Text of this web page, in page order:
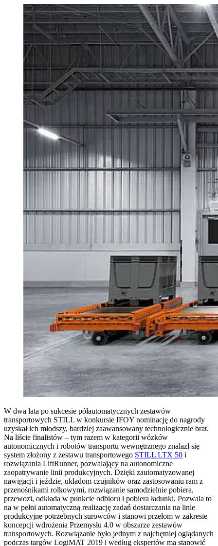
W dwa lata po sukcesie półautomatycznych zestawów
transportowych STILL w konkursie IFOY nominację do nagrody
uzyskał ich młodszy, bardziej zaawansowany technologicznie brat.
Na liście finalistów – tym razem w kategorii wózków
autonomicznych i robotów transportu wewnętrznego znalazł się
system złożony z zestawu transportowego STILL LTX 50 i
rozwiązania LiftRunner, pozwalający na autonomiczne
zaopatrywanie linii produkcyjnych. Dzięki zautomatyzowanej
nawigacji i jeździe, układom czujników oraz zastosowaniu ram z
przenośnikami rolkowymi, rozwiązanie samodzielnie pobiera,
przewozi, odkłada w punkcie odbioru i pobiera ładunki. Pozwala to
na w pełni automatyczną realizację zadań dostarczania na linie
produkcyjne potrzebnych surowców i stanowi przełom w zakresie
koncepcji wdrożenia Przemysłu 4.0 w obszarze zestawów
transportowych. Rozwiązanie było jednym z najchętniej oglądanych
podczas targów LogiMAT 2019 i według ekspertów ma stanowić